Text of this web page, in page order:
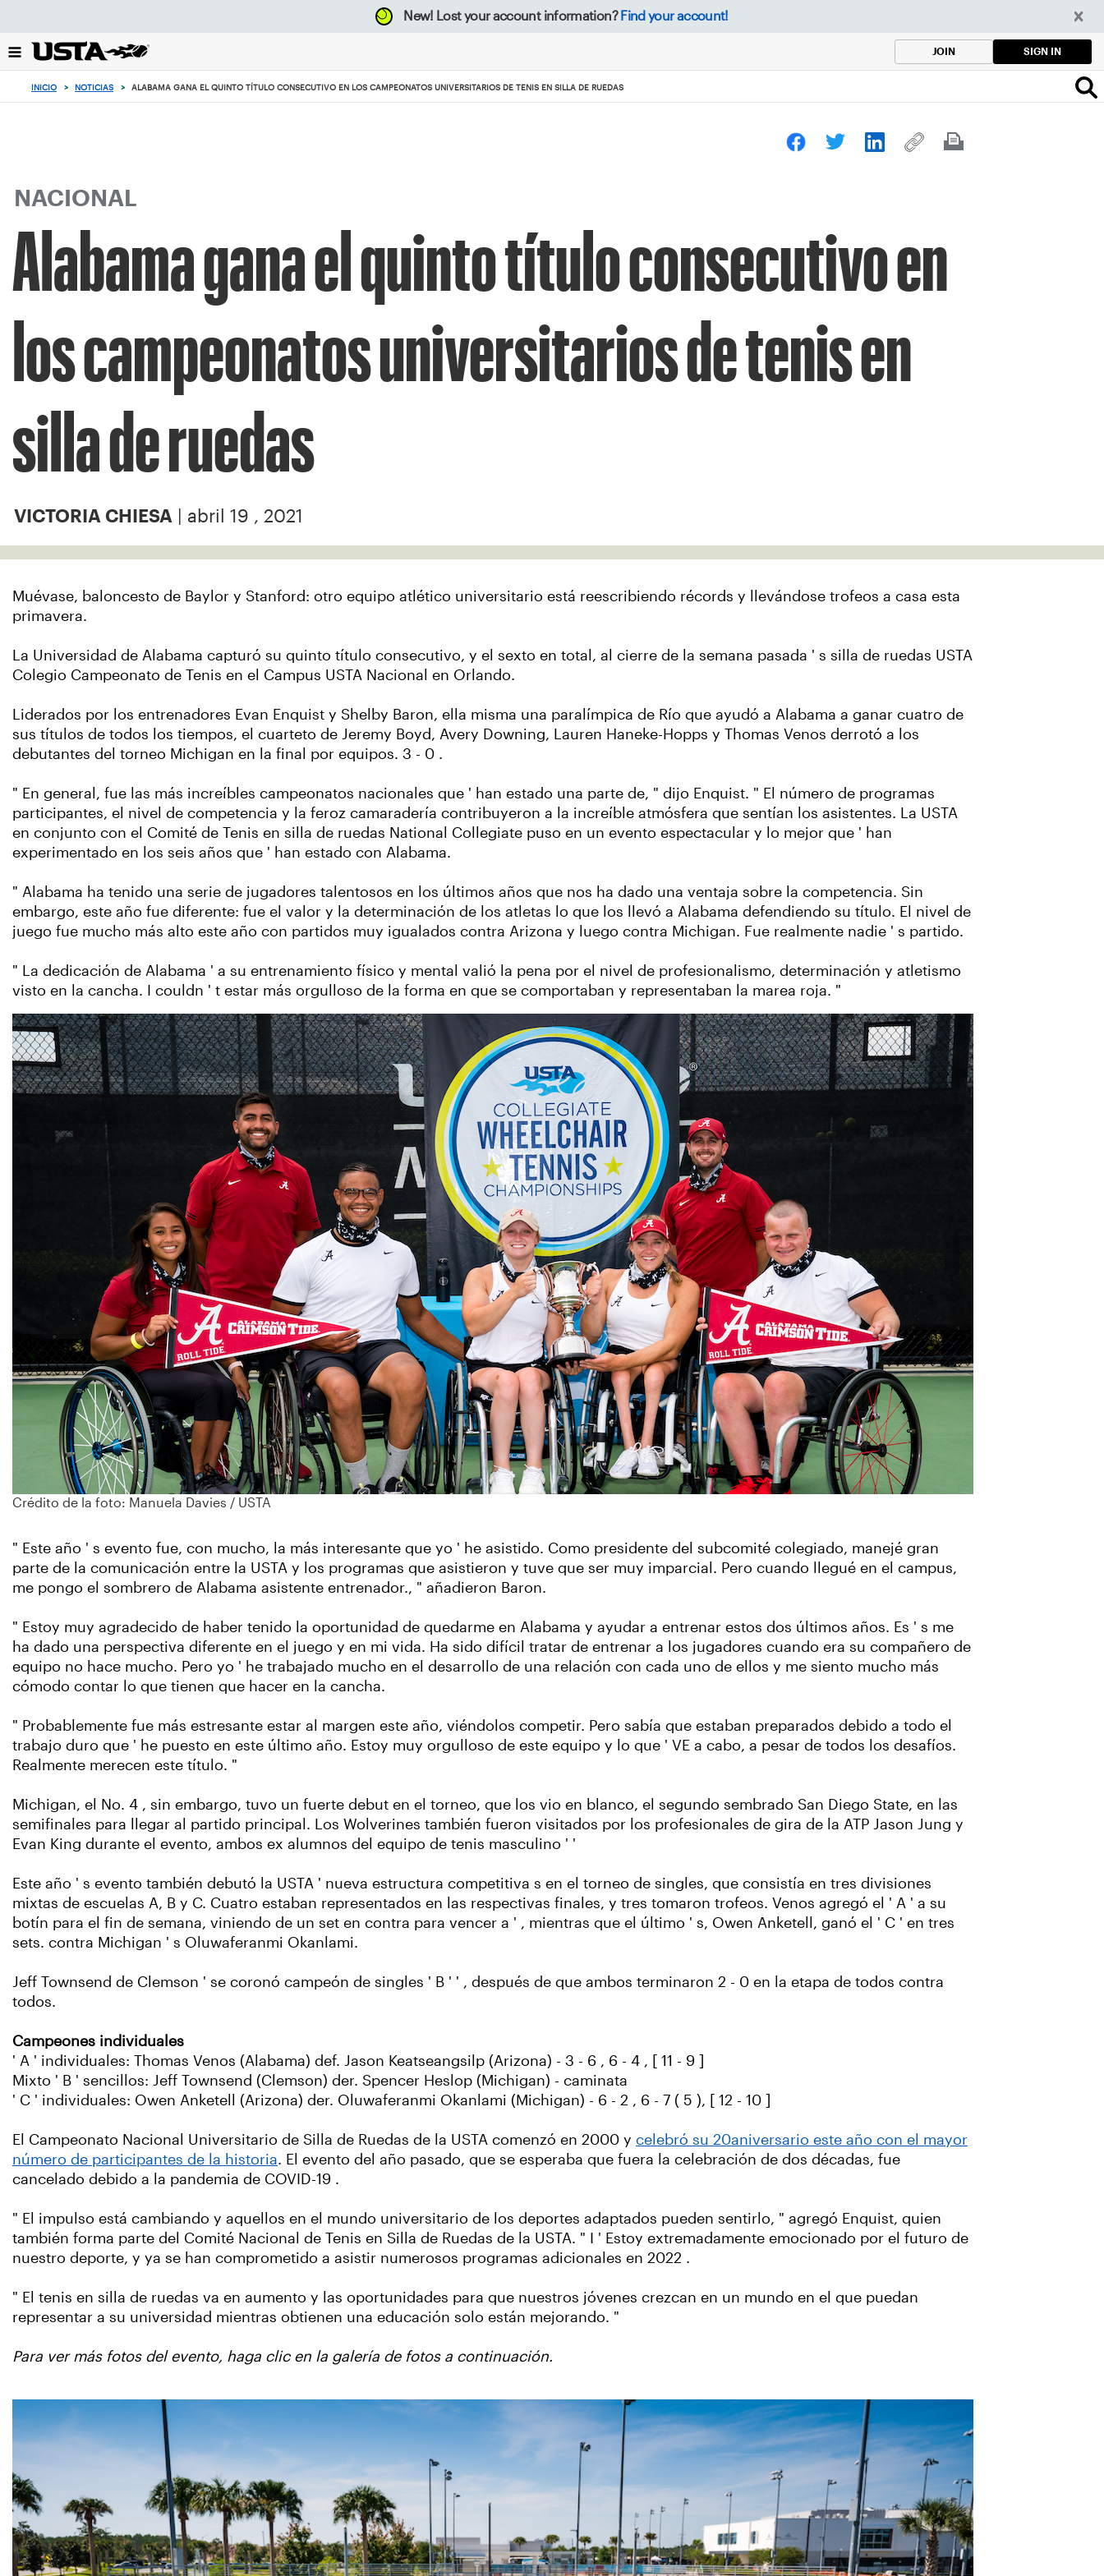
el
botón
New! Lost your account information? Find your account!
JOIN SIGN IN
INICIO > NOTICIAS > ALABAMA GANA EL QUINTO TÍTULO CONSECUTIVO EN LOS CAMPEONATOS UNIVERSITARIOS DE TENIS EN SILLA DE RUEDAS
NACIONAL
Alabama gana el quinto título consecutivo en
los campeonatos universitarios de tenis en
silla de ruedas
VICTORIA CHIESA | abril 19 , 2021
Muévase, baloncesto de Baylor y Stanford: otro equipo atlético universitario está reescribiendo récords y llevándose trofeos a casa esta
primavera.
La Universidad de Alabama capturó su quinto título consecutivo, y el sexto en total, al cierre de la semana pasada ' s silla de ruedas USTA
Colegio Campeonato de Tenis en el Campus USTA Nacional en Orlando.
Liderados por los entrenadores Evan Enquist y Shelby Baron, ella misma una paralímpica de Río que ayudó a Alabama a ganar cuatro de
sus títulos de todos los tiempos, el cuarteto de Jeremy Boyd, Avery Downing, Lauren Haneke-Hopps y Thomas Venos derrotó a los
debutantes del torneo Michigan en la final por equipos. 3 - 0 .
" En general, fue las más increíbles campeonatos nacionales que ' han estado una parte de, " dijo Enquist. " El número de programas
participantes, el nivel de competencia y la feroz camaradería contribuyeron a la increíble atmósfera que sentían los asistentes. La USTA
en conjunto con el Comité de Tenis en silla de ruedas National Collegiate puso en un evento espectacular y lo mejor que ' han
experimentado en los seis años que ' han estado con Alabama.
" Alabama ha tenido una serie de jugadores talentosos en los últimos años que nos ha dado una ventaja sobre la competencia. Sin
embargo, este año fue diferente: fue el valor y la determinación de los atletas lo que los llevó a Alabama defendiendo su título. El nivel de
juego fue mucho más alto este año con partidos muy igualados contra Arizona y luego contra Michigan. Fue realmente nadie ' s partido.
" La dedicación de Alabama ' a su entrenamiento físico y mental valió la pena por el nivel de profesionalismo, determinación y atletismo
visto en la cancha. I couldn ' t estar más orgulloso de la forma en que se comportaban y representaban la marea roja. "
Crédito de la foto: Manuela Davies / USTA
" Este año ' s evento fue, con mucho, la más interesante que yo ' he asistido. Como presidente del subcomité colegiado, manejé gran
parte de la comunicación entre la USTA y los programas que asistieron y tuve que ser muy imparcial. Pero cuando llegué en el campus,
me pongo el sombrero de Alabama asistente entrenador., " añadieron Baron.
" Estoy muy agradecido de haber tenido la oportunidad de quedarme en Alabama y ayudar a entrenar estos dos últimos años. Es ' s me
ha dado una perspectiva diferente en el juego y en mi vida. Ha sido difícil tratar de entrenar a los jugadores cuando era su compañero de
equipo no hace mucho. Pero yo ' he trabajado mucho en el desarrollo de una relación con cada uno de ellos y me siento mucho más
cómodo contar lo que tienen que hacer en la cancha.
" Probablemente fue más estresante estar al margen este año, viéndolos competir. Pero sabía que estaban preparados debido a todo el
trabajo duro que ' he puesto en este último año. Estoy muy orgulloso de este equipo y lo que ' VE a cabo, a pesar de todos los desafíos.
Realmente merecen este título. "
Michigan, el No. 4 , sin embargo, tuvo un fuerte debut en el torneo, que los vio en blanco, el segundo sembrado San Diego State, en las
semifinales para llegar al partido principal. Los Wolverines también fueron visitados por los profesionales de gira de la ATP Jason Jung y
Evan King durante el evento, ambos ex alumnos del equipo de tenis masculino ' '
Este año ' s evento también debutó la USTA ' nueva estructura competitiva s en el torneo de singles, que consistía en tres divisiones
mixtas de escuelas A, B y C. Cuatro estaban representados en las respectivas finales, y tres tomaron trofeos. Venos agregó el ' A ' a su
botín para el fin de semana, viniendo de un set en contra para vencer a ' , mientras que el último ' s, Owen Anketell, ganó el ' C ' en tres
sets. contra Michigan ' s Oluwaferanmi Okanlami.
Jeff Townsend de Clemson ' se coronó campeón de singles ' B ' ' , después de que ambos terminaron 2 - 0 en la etapa de todos contra
todos.
Campeones individuales
' A ' individuales: Thomas Venos (Alabama) def. Jason Keatseangsilp (Arizona) - 3 - 6 , 6 - 4 , [ 11 - 9 ]
Mixto ' B ' sencillos: Jeff Townsend (Clemson) der. Spencer Heslop (Michigan) - caminata
' C ' individuales: Owen Anketell (Arizona) der. Oluwaferanmi Okanlami (Michigan) - 6 - 2 , 6 - 7 ( 5 ), [ 12 - 10 ]
El Campeonato Nacional Universitario de Silla de Ruedas de la USTA comenzó en 2000 y celebró su 20aniversario este año con el mayor
número de participantes de la historia. El evento del año pasado, que se esperaba que fuera la celebración de dos décadas, fue
cancelado debido a la pandemia de COVID-19 .
" El impulso está cambiando y aquellos en el mundo universitario de los deportes adaptados pueden sentirlo, " agregó Enquist, quien
también forma parte del Comité Nacional de Tenis en Silla de Ruedas de la USTA. " I ' Estoy extremadamente emocionado por el futuro de
nuestro deporte, y ya se han comprometido a asistir numerosos programas adicionales en 2022 .
" El tenis en silla de ruedas va en aumento y las oportunidades para que nuestros jóvenes crezcan en un mundo en el que puedan
representar a su universidad mientras obtienen una educación solo están mejorando. "
Para ver más fotos del evento, haga clic en la galería de fotos a continuación.